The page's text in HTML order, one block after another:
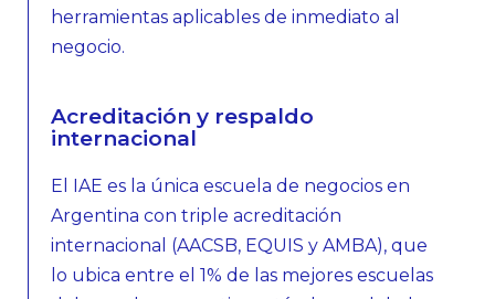
herramientas aplicables de inmediato al
negocio.
Acreditación y respaldo
internacional
El IAE es la única escuela de negocios en
Argentina con triple acreditación
internacional (AACSB, EQUIS y AMBA), que
lo ubica entre el 1% de las mejores escuelas